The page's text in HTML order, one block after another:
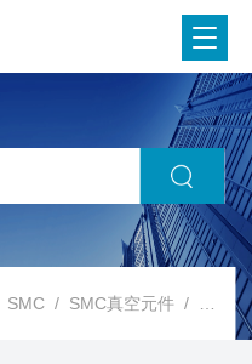
SMC / SMC真空元件 / SMC代理SMC 真空发生器 ZH